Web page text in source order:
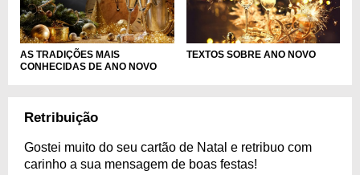
AS TRADIÇÕES MAIS
CONHECIDAS DE ANO NOVO
TEXTOS SOBRE ANO NOVO
Retribuição
Gostei muito do seu cartão de Natal e retribuo com
carinho a sua mensagem de boas festas!